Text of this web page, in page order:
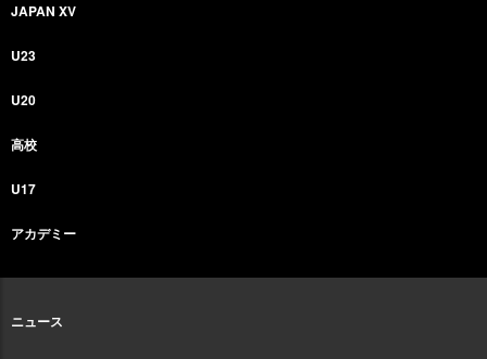
JAPAN XV
U23
U20
高校
U17
アカデミー
ニュース